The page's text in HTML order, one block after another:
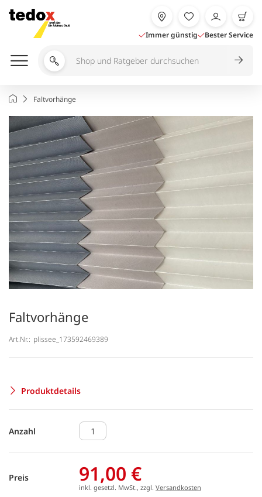
Inhalt
springen
Immer günstig Bester Service
Shop
durchsuchen
StartseiteFaltvorhänge
Faltvorhänge
Art.Nr.: plissee_173592469389
Produktdetails
Anzahl
Preis 91,00 €
inkl. gesetzl. MwSt., zzgl. Versandkosten